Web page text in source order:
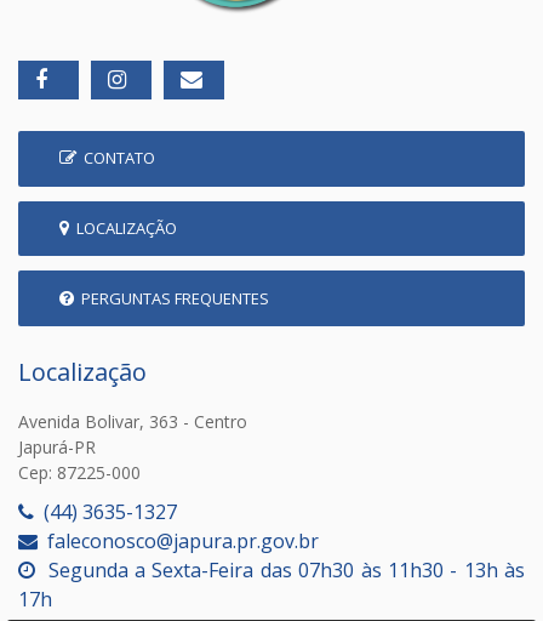
CONTATO
LOCALIZAÇÃO
PERGUNTAS FREQUENTES
Localização
Avenida Bolivar, 363 - Centro
Japurá-PR
Cep: 87225-000
(44) 3635-1327
faleconosco@japura.pr.gov.br
Segunda a Sexta-Feira das 07h30 às 11h30 - 13h às
17h